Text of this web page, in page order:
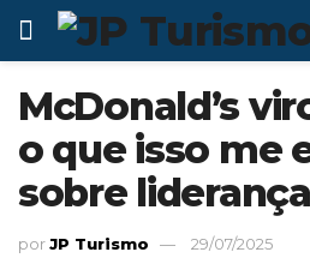
McDonald’s
o que isso me
sobre liderança
porJP Turismo
29/07/2025